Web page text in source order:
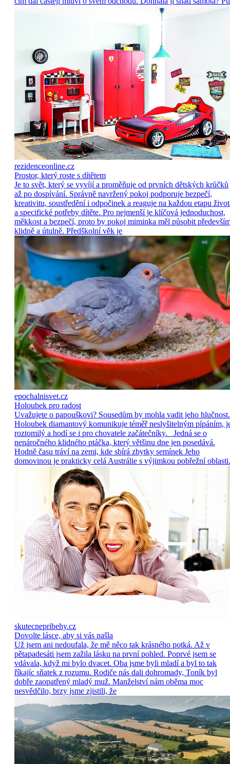
rezidenceonline.cz
Prostor, který roste s dítětem
Je to svět, který se vyvíjí a proměňuje od prvních dětských krůčků
až po dospívání. Správně navržený pokoj podporuje bezpečí,
kreativitu, soustředění i odpočinek a reaguje na každou etapu
a specifické potřeby dítěte. Pro nejmenší je klíčová jednoduchost,
měkkost a bezpečí, proto by pokoj miminka měl působit
klidně a útulně. Předškolní věk je
epochalnisvet.cz
Holoubek pro radost
Uvažujete o papouškovi? Sousedům by mohla vadit jeho hlučnost.
Holoubek diamantový komunikuje téměř neslyšitelným pípáním,
roztomilý a hodí se i pro chovatele začátečníky. Jedná se o
nenáročného klidného ptáčka, který většinu dne jen posedává.
Hodně času tráví na zemi, kde sbírá zbytky semínek Jeho
domovinou je prakticky celá Austrálie s výjimkou pobřežní oblasti.
skutecnepribehy.cz
Dovolte lásce, aby si vás našla
Už jsem ani nedoufala, že mě něco tak krásného potká. Až v
pětapadesáti jsem zažila lásku na první pohled. Poprvé jsem se
vdávala, když mi bylo dvacet. Oba jsme byli mladí a byl to tak
říkajíc sňatek z rozumu. Rodiče nás dali dohromady, Toník byl
dobře zaopatřený mladý muž. Manželství nám oběma moc
nesvědčilo, brzy jsme zjistili, že